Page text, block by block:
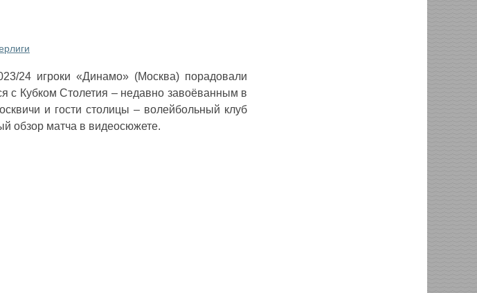
24 игроки «Динамо» (Москва) порадовали
с Кубком Столетия – недавно завоёванным в
и гости столицы – волейбольный клуб
обзор матча в видеосюжете.